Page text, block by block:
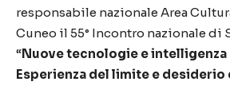
responsabile nazionale Area
Cuneo il 55° Incontro nazionale
“Nuove tecnologie e
Esperienza del limite e